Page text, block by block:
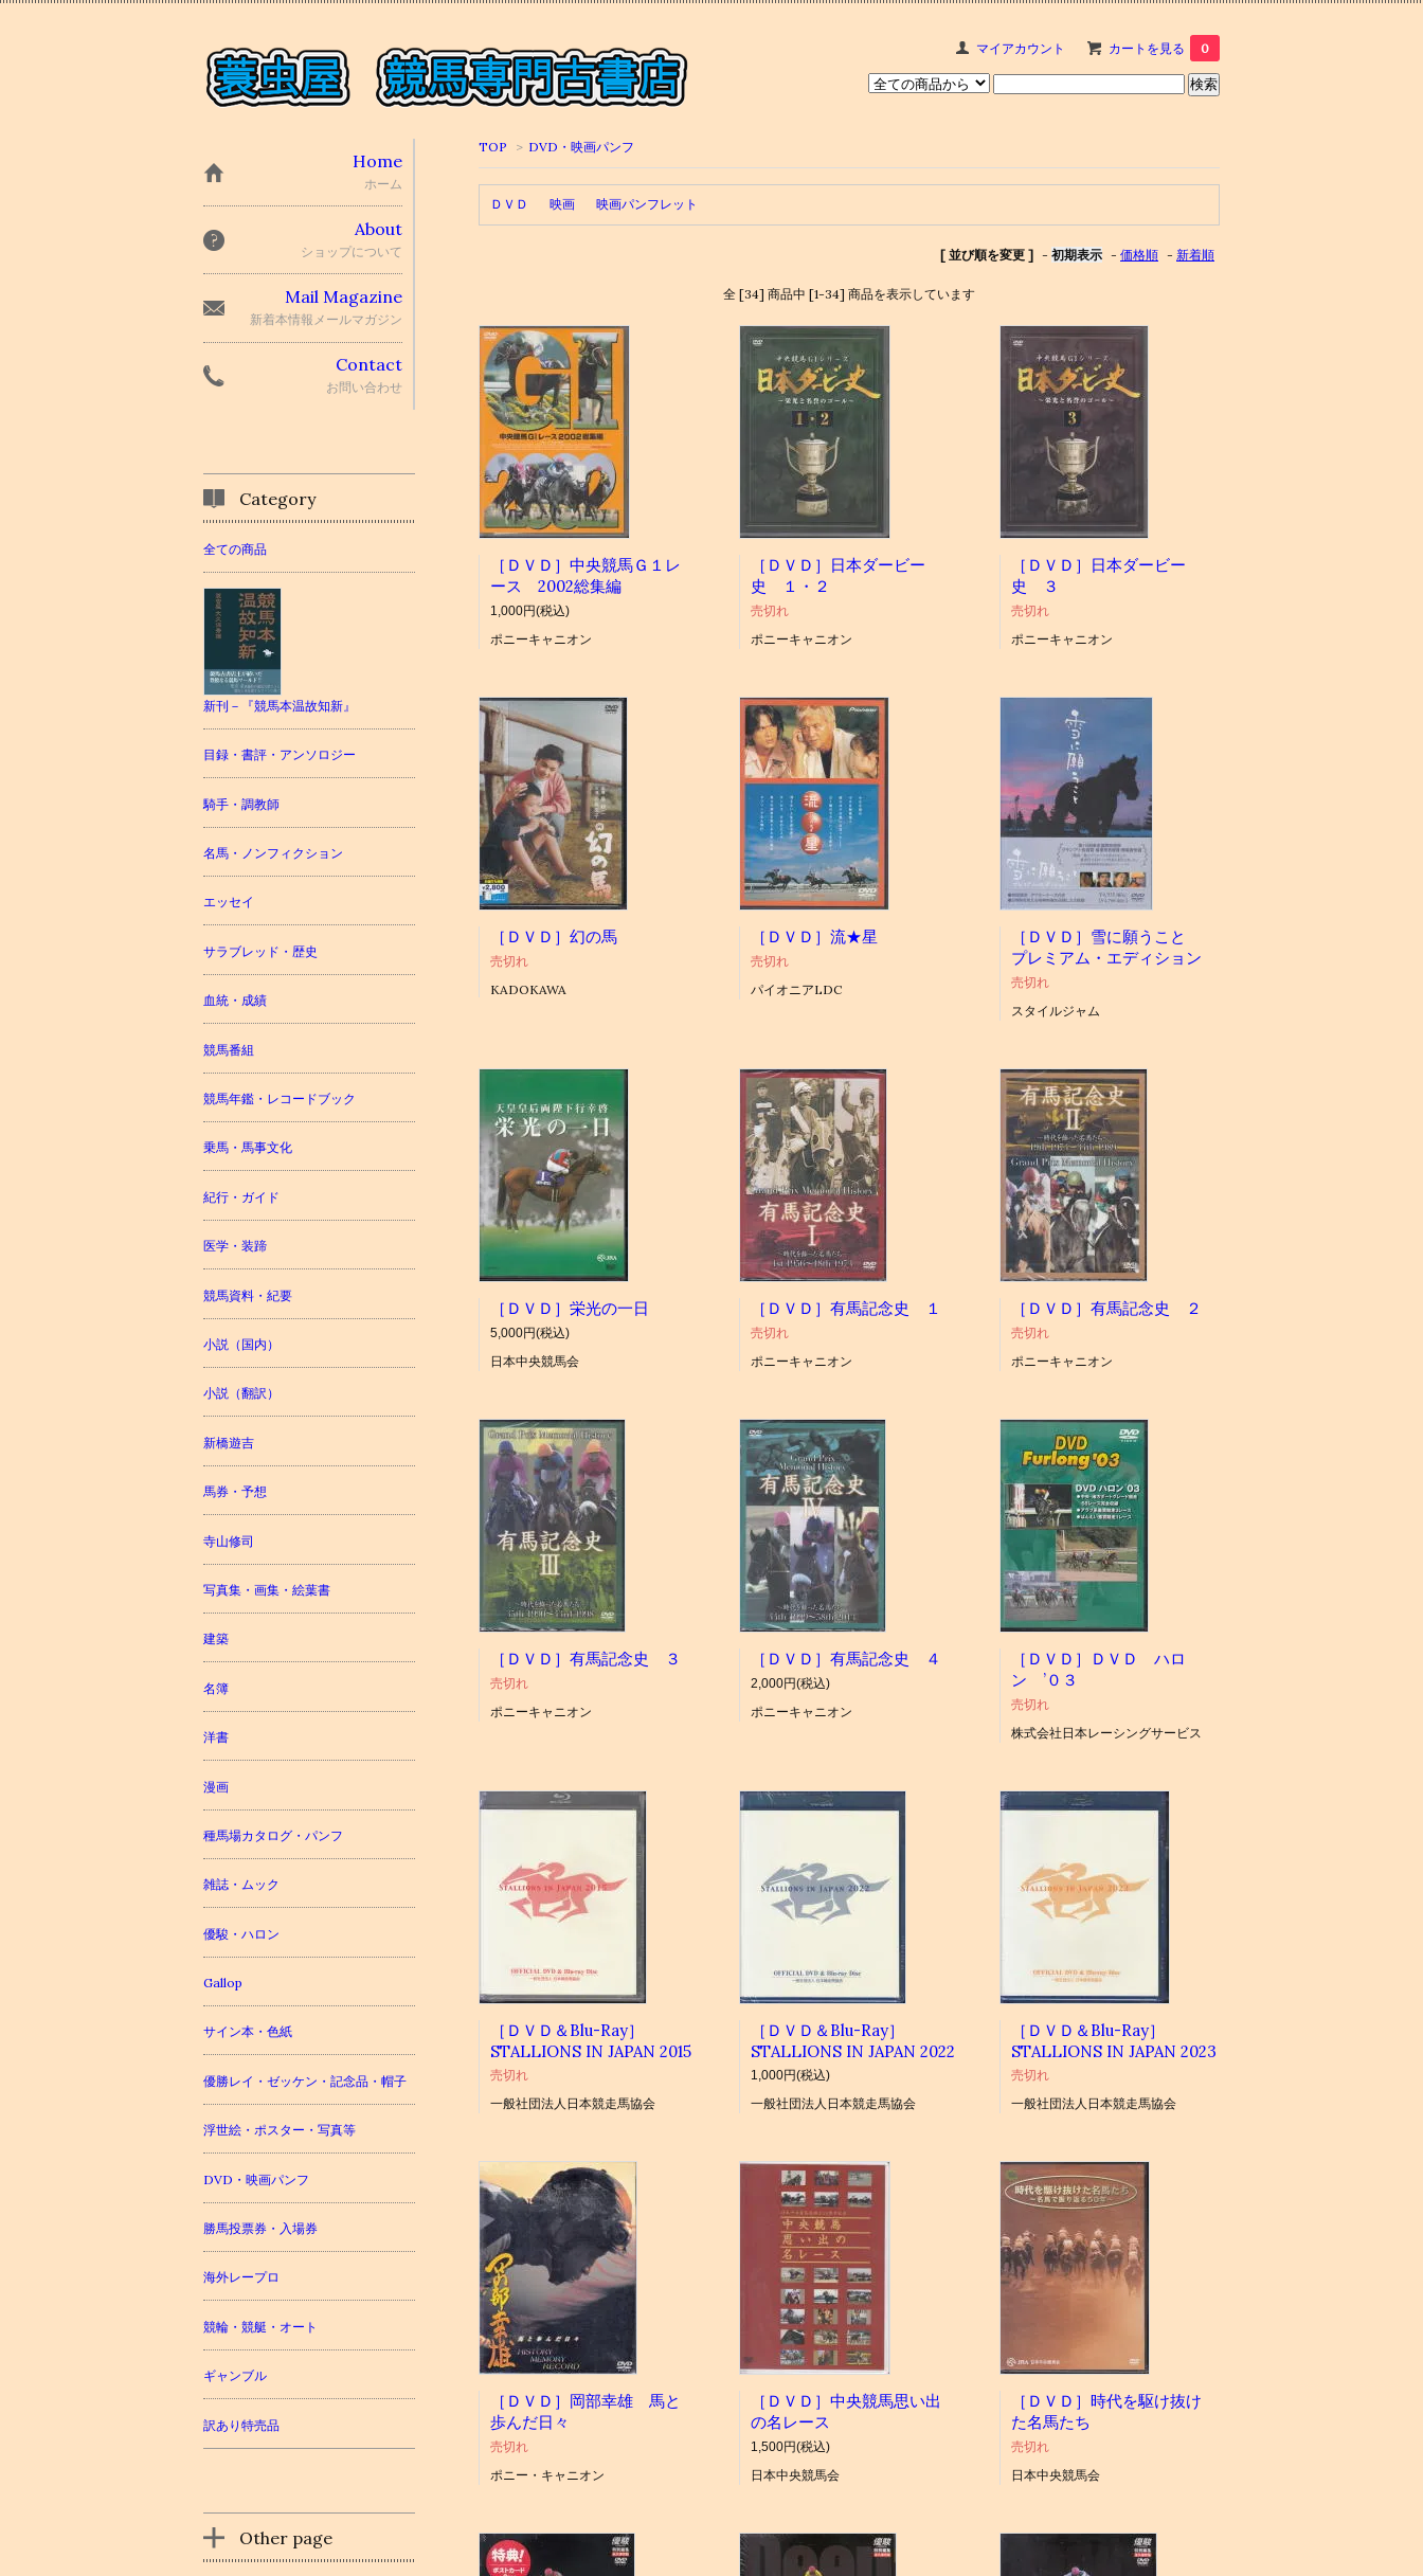
マイアカウント カートを見る 0
TOP > DVD・映画パンフ
ＤＶＤ 映画 映画パンフレット
[ 並び順を変更 ] - 初期表示 - 価格順 - 新着順
全 [34] 商品中 [1-34] 商品を表示しています
［ＤＶＤ］中央競馬Ｇ１レ
ース 2002総集編
1,000円(税込)
ポニーキャニオン
［ＤＶＤ］日本ダービー
史 １・２
売切れ
ポニーキャニオン
［ＤＶＤ］日本ダービー
史 ３
売切れ
ポニーキャニオン
［ＤＶＤ］幻の馬
売切れ
KADOKAWA
［ＤＶＤ］流★星
売切れ
パイオニアLDC
［ＤＶＤ］雪に願うこと
プレミアム・エディション
売切れ
スタイルジャム
［ＤＶＤ］栄光の一日
5,000円(税込)
日本中央競馬会
［ＤＶＤ］有馬記念史 １
売切れ
ポニーキャニオン
［ＤＶＤ］有馬記念史 ２
売切れ
ポニーキャニオン
［ＤＶＤ］有馬記念史 ３
売切れ
ポニーキャニオン
［ＤＶＤ］有馬記念史 ４
2,000円(税込)
ポニーキャニオン
［ＤＶＤ］ＤＶＤ ハロ
ン ’０３
売切れ
株式会社日本レーシングサービス
［ＤＶＤ＆Blu-Ray］
STALLIONS IN JAPAN 2015
売切れ
一般社団法人日本競走馬協会
［ＤＶＤ＆Blu-Ray］
STALLIONS IN JAPAN 2022
1,000円(税込)
一般社団法人日本競走馬協会
［ＤＶＤ＆Blu-Ray］
STALLIONS IN JAPAN 2023
売切れ
一般社団法人日本競走馬協会
［ＤＶＤ］岡部幸雄 馬と
歩んだ日々
売切れ
ポニー・キャニオン
［ＤＶＤ］中央競馬思い出
の名レース
1,500円(税込)
日本中央競馬会
［ＤＶＤ］時代を駆け抜け
た名馬たち
売切れ
日本中央競馬会
Home
ホーム
About
ショップについて
Mail Magazine
新着本情報メールマガジン
Contact
お問い合わせ
Category
全ての商品
新刊－『競馬本温故知新』
目録・書評・アンソロジー
騎手・調教師
名馬・ノンフィクション
エッセイ
サラブレッド・歴史
血統・成績
競馬番組
競馬年鑑・レコードブック
乗馬・馬事文化
紀行・ガイド
医学・装蹄
競馬資料・紀要
小説（国内）
小説（翻訳）
新橋遊吉
馬券・予想
寺山修司
写真集・画集・絵葉書
建築
名簿
洋書
漫画
種馬場カタログ・パンフ
雑誌・ムック
優駿・ハロン
Gallop
サイン本・色紙
優勝レイ・ゼッケン・記念品・帽子
浮世絵・ポスター・写真等
DVD・映画パンフ
勝馬投票券・入場券
海外レープロ
競輪・競艇・オート
ギャンブル
訳あり特売品
Other page